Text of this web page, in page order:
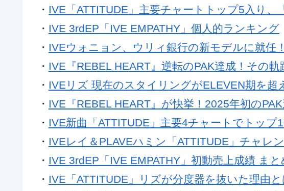
・ IVE「ATTITUDE」主要チャートトップ5入り、
・ IVE 3rdEP「IVE EMPATHY」個人的ランキング
・ IVEウォニョン、ウリィ銀行の新モデルに就任！
・ IVE『REBEL HEART』逆転のPAK達成！その軌
・ IVEリズ 現在のスタイリングがELEVEN期を超
・ IVE『REBEL HEART』が快挙！2025年初のPAK
・ IVE新曲「ATTITUDE」主要4チャートでトップ
・ IVEレイ＆PLAVEハミン「ATTITUDE」チャレ
・ IVE 3rdEP「IVE EMPATHY」初動売上成績 まと
・ IVE「ATTITUDE」リズが分度器を抜いた理由